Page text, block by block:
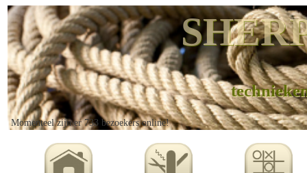
Momenteel zijn er 733 bezoekers online!